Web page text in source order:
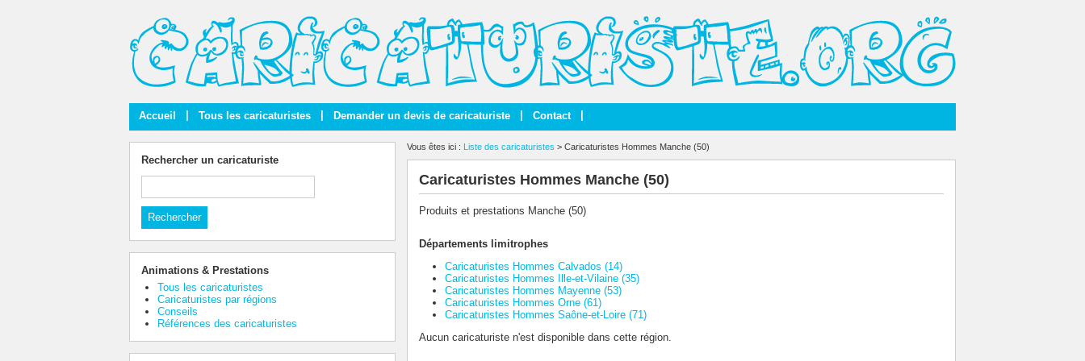
Accueil Tous les caricaturistes Demander un devis de caricaturiste Contact
Vous êtes ici : Liste des caricaturistes > Caricaturistes Hommes Manche (50)
Caricaturistes Hommes Manche (50)
Produits et prestations Manche (50)
Départements limitrophes
Caricaturistes Hommes Calvados (14)
Caricaturistes Hommes Ille-et-Vilaine (35)
Caricaturistes Hommes Mayenne (53)
Caricaturistes Hommes Orne (61)
Caricaturistes Hommes Saône-et-Loire (71)
Aucun caricaturiste n'est disponible dans cette région.
Rechercher un caricaturiste
Animations & Prestations
Tous les caricaturistes
Caricaturistes par régions
Conseils
Références des caricaturistes